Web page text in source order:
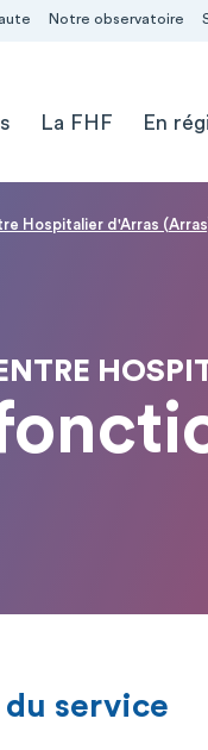
Notre observatoire
La FHF En
Hospitalier d'Arras
service